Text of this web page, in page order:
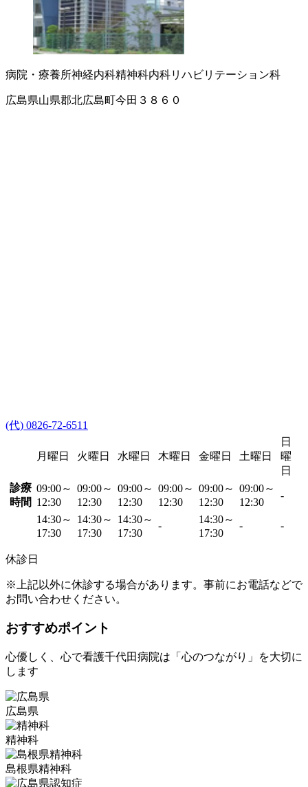
病院・療養所神経内科精神科内科リハビリテーション科
広島県山県郡北広島町今田３８６０
(代) 0826-72-6511
月曜日 火曜日 水曜日 木曜日 金曜日 土曜日
日
曜
日
診療
時間
09:00～
12:30
09:00～
12:30
09:00～
12:30
09:00～
12:30
09:00～
12:30
09:00～
12:30
-
14:30～
17:30
14:30～
17:30
14:30～
17:30
-
14:30～
17:30
- -
休診日
※上記以外に休診する場合があります。事前にお電話などで
お問い合わせください。
おすすめポイント
心優しく、心で看護千代田病院は「心のつながり」を大切に
します
広島県
精神科
島根県精神科